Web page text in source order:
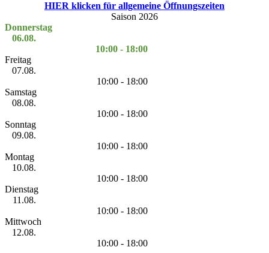
HIER klicken für allgemeine Öffnungszeiten
Saison 2026
Donnerstag
06.08.
10:00 - 18:00
Freitag
07.08.
10:00 - 18:00
Samstag
08.08.
10:00 - 18:00
Sonntag
09.08.
10:00 - 18:00
Montag
10.08.
10:00 - 18:00
Dienstag
11.08.
10:00 - 18:00
Mittwoch
12.08.
10:00 - 18:00